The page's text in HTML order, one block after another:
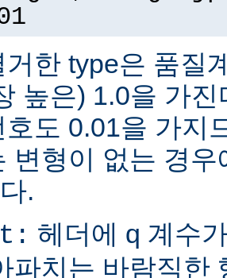
거한 type은 품질
높은) 1.0을 가
호도 0.01을 가지
변형이 없는 경
.
헤더에 q 계수
파치는 바람직한